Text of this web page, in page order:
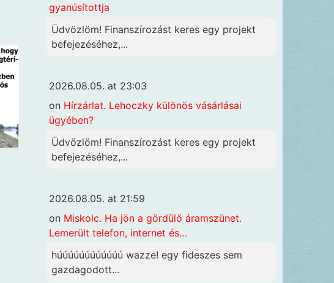
gyanúsítottja
Üdvözlöm! Finanszírozást keres egy projekt
befejezéséhez,...
2026.08.05. at 23:03
on Hírzárlat. Lehoczky különös vásárlásai
ügyében?
Üdvözlöm! Finanszírozást keres egy projekt
befejezéséhez,...
2026.08.05. at 21:59
on Miskolc. Ha jön a gördülő áramszünet.
Lemerült telefon, internet és…
húúúúúúúúúúúú wazze! egy fideszes sem
gazdagodott...